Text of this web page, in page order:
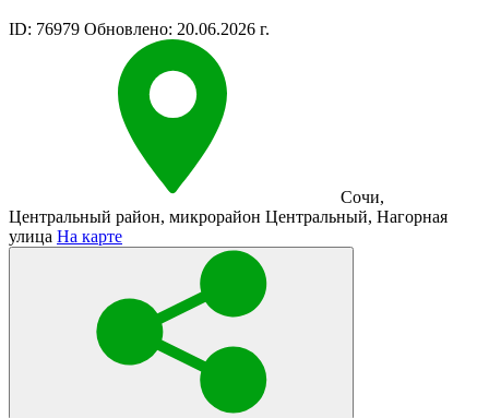
ID: 76979 Обновлено: 20.06.2026 г.
Сочи,
Центральный район, микрорайон Центральный, Нагорная
улица На карте